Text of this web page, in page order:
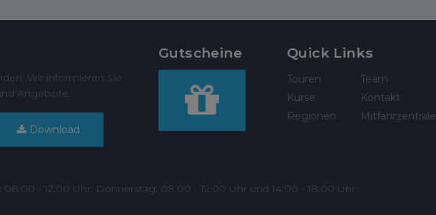
Wir informieren Sie
Angebote.
Download
Gutscheine Quick Links
Touren
Kurse
Regionen
Team
Kontakt
Mitfahrzentrale
- 12:00 Uhr, Donnerstag: 08:00 - 12:00 Uhr und 14:00 - 18:00 Uhr